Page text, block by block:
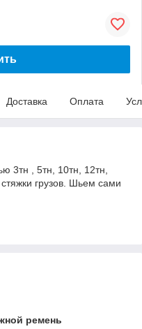
Доставка Оплата
3тн , 5тн, 10тн, 12тн,
грузов. Шьем сами
ремень